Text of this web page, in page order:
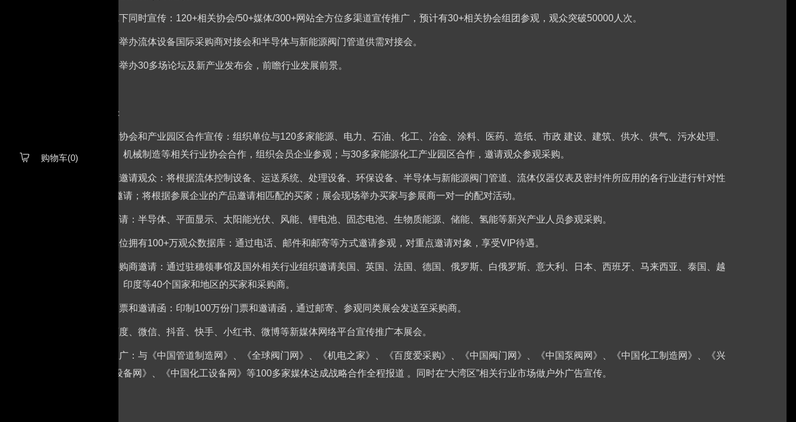
 购物车(0)
4、线上线下同时宣传：120+相关协会/50+媒体/300+网站全方位多渠道宣传推广，预计有30+相关协会组团参观，观众突破50000人次。
5、现场将举办流体设备国际采购商对接会和半导体与新能源阀门管道供需对接会。
6、同期将举办30多场论坛及新产业发布会，前瞻行业发展前景。
组织观众：
1、与行业协会和产业园区合作宣传：组织单位与120多家能源、电力、石油、化工、冶金、涂料、医药、造纸、市政 建设、建筑、供水、供气、污水处理、
环保工程、机械制造等相关行业协会合作，组织会员企业参观；与30多家能源化工产业园区合作，邀请观众参观采购。
2、针对性邀请观众：将根据流体控制设备、运送系统、处理设备、环保设备、半导体与新能源阀门管道、流体仪器仪表及密封件所应用的各行业进行针对性
的采购商邀请；将根据参展企业的产品邀请相匹配的买家；展会现场举办买家与参展商一对一的配对活动。
3、重点邀请：半导体、平面显示、太阳能光伏、风能、锂电池、固态电池、生物质能源、储能、氢能等新兴产业人员参观采购。
4、组织单位拥有100+万观众数据库：通过电话、邮件和邮寄等方式邀请参观，对重点邀请对象，享受VIP待遇。
5、国外采购商邀请：通过驻穗领事馆及国外相关行业组织邀请美国、英国、法国、德国、俄罗斯、白俄罗斯、意大利、日本、西班牙、马来西亚、泰国、越
南、伊朗、印度等40个国家和地区的买家和采购商。
6、派发门票和邀请函：印制100万份门票和邀请函，通过邮寄、参观同类展会发送至采购商。
7、通过百度、微信、抖音、快手、小红书、微博等新媒体网络平台宣传推广本展会。
8、媒体推广：与《中国管道制造网》、《全球阀门网》、《机电之家》、《百度爱采购》、《中国阀门网》、《中国泵阀网》、《中国化工制造网》、《兴
旺宝机械设备网》、《中国化工设备网》等100多家媒体达成战略合作全程报道 。同时在“大湾区”相关行业市场做户外广告宣传。